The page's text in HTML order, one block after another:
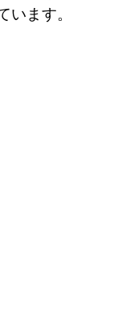
います。